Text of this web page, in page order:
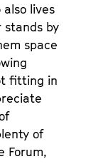
lives
stands by
space
fitting in
of
Forum,